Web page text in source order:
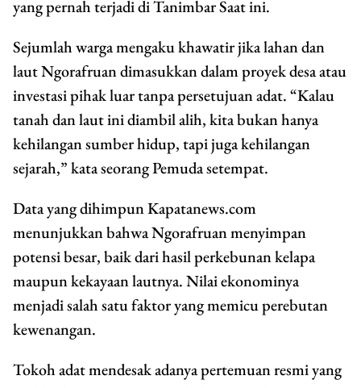
yang pernah terjadi di Tanimbar Saat ini.
Sejumlah warga mengaku khawatir jika lahan dan
laut Ngorafruan dimasukkan dalam proyek desa atau
investasi pihak luar tanpa persetujuan adat. “Kalau
tanah dan laut ini diambil alih, kita bukan hanya
kehilangan sumber hidup, tapi juga kehilangan
sejarah,” kata seorang Pemuda setempat.
Data yang dihimpun Kapatanews.com
menunjukkan bahwa Ngorafruan menyimpan
potensi besar, baik dari hasil perkebunan kelapa
maupun kekayaan lautnya. Nilai ekonominya
menjadi salah satu faktor yang memicu perebutan
kewenangan.
Tokoh adat mendesak adanya pertemuan resmi yang